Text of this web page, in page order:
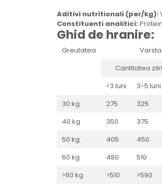
Aditivi nutritionali (per/kg):
Constituenti analitici:
Ghid de hranire:
Greutatea
Varsta
Cantitatea
<3 luni
3-5 luni
30 kg
275 325
40 kg
350 375
50 kg
405 450
60 kg
480 510
>60 kg
>510 >590